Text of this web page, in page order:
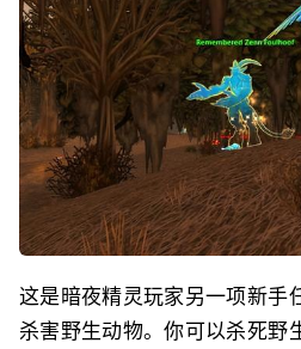
这是暗夜精灵玩家另一项新手
杀害野生动物。你可以杀死野